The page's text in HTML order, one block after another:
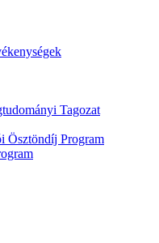
Tagozat
Ösztöndíj Program